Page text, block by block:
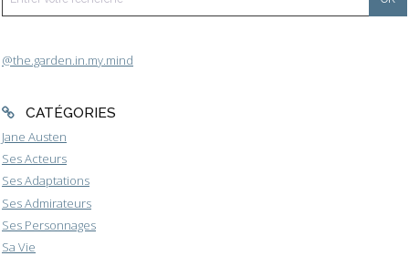
@the.garden.in.my.mind
CATÉGORIES
Jane Austen
Ses Acteurs
Ses Adaptations
Ses Admirateurs
Ses Personnages
Sa Vie